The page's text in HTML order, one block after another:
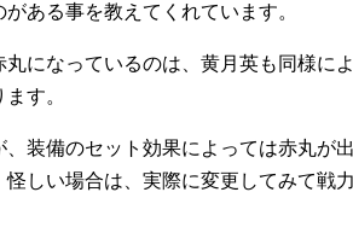
ある事を教えてくれています。
になっているのは、黄月英も同様に
す。
、装備のセット効果によっては赤丸が
しい場合は、実際に変更してみて戦